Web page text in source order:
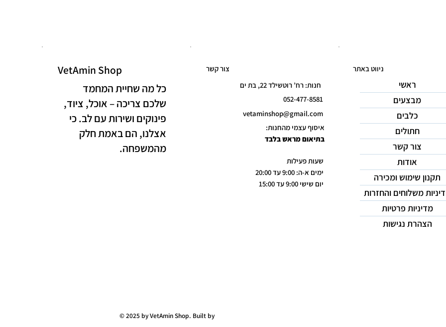
VetAmin Shop
כל מה שחיית המחמד
שלכם צריכה – אוכל, ציוד,
פינוקים ושירות עם לב. כי
אצלנו, הם באמת חלק
מהמשפחה.
חנות: רח’ רוטשילד 22, בת ים
052-477-8581
vetaminshop@gmail.com
איסוף עצמי מהחנות:
בתיאום מראש בלבד
שעות פעילות
ימים א-ה: 9:00 עד 20:00
יום שישי 9:00 עד 15:00
צור קשר ניווט באתר
ראשי
מבצעים
כלבים
חתולים
צור קשר
אודות
תקנון שימוש ומכירה
משלוחים והחזרות
מדיניות פרטיות
הצהרת נגישות
© 2025 by VetAmin Shop. Built by